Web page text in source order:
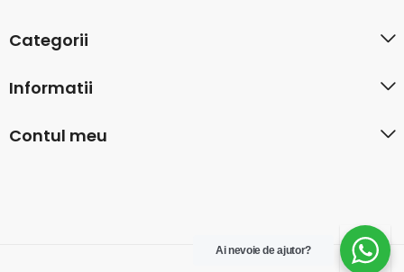
Categorii
Informatii
Contul meu
Ai nevoie de ajutor?